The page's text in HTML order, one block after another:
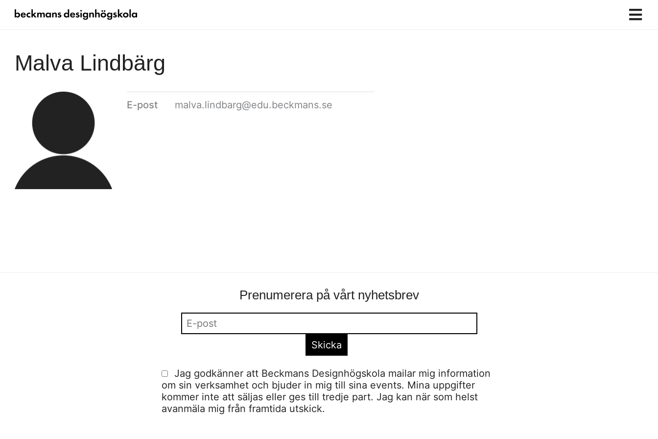
Malva Lindbärg
E-post malva.lindbarg@edu.beckmans.se
Prenumerera på vårt nyhetsbrev
Jag godkänner att Beckmans Designhögskola mailar mig information
om sin verksamhet och bjuder in mig till sina events. Mina uppgifter
kommer inte att säljas eller ges till tredje part. Jag kan när som helst
avanmäla mig från framtida utskick.